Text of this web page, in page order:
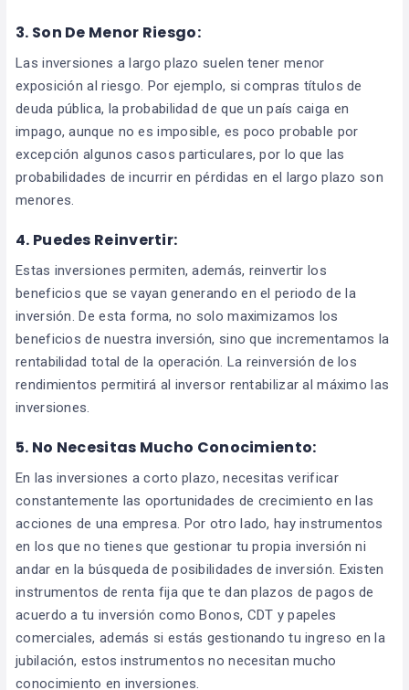
3. Son De Menor Riesgo:
Las inversiones a largo plazo suelen tener menor
exposición al riesgo. Por ejemplo, si compras títulos de
deuda pública, la probabilidad de que un país caiga en
impago, aunque no es imposible, es poco probable por
excepción algunos casos particulares, por lo que las
probabilidades de incurrir en pérdidas en el largo plazo son
menores.
4. Puedes Reinvertir:
Estas inversiones permiten, además, reinvertir los
beneficios que se vayan generando en el periodo de la
inversión. De esta forma, no solo maximizamos los
beneficios de nuestra inversión, sino que incrementamos la
rentabilidad total de la operación. La reinversión de los
rendimientos permitirá al inversor rentabilizar al máximo las
inversiones.
5. No Necesitas Mucho Conocimiento:
En las inversiones a corto plazo, necesitas verificar
constantemente las oportunidades de crecimiento en las
acciones de una empresa. Por otro lado, hay instrumentos
en los que no tienes que gestionar tu propia inversión ni
andar en la búsqueda de posibilidades de inversión. Existen
instrumentos de renta fija que te dan plazos de pagos de
acuerdo a tu inversión como Bonos, CDT y papeles
comerciales, además si estás gestionando tu ingreso en la
jubilación, estos instrumentos no necesitan mucho
conocimiento en inversiones.